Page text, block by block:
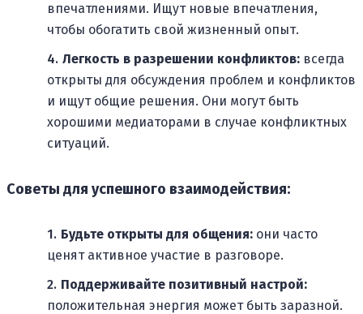
впечатлениями. Ищут новые впечатления,
чтобы обогатить свой жизненный опыт.
Легкость в разрешении конфликтов: всегда
открыты для обсуждения проблем и конфликтов
и ищут общие решения. Они могут быть
хорошими медиаторами в случае конфликтных
ситуаций.
Советы для успешного взаимодействия:
Будьте открыты для общения: они часто
ценят активное участие в разговоре.
Поддерживайте позитивный настрой:
положительная энергия может быть заразной.